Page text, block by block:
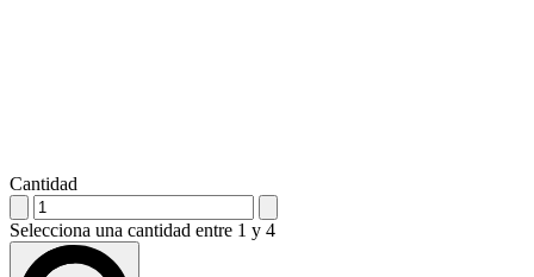
Cantidad
Selecciona una cantidad entre 1 y 4